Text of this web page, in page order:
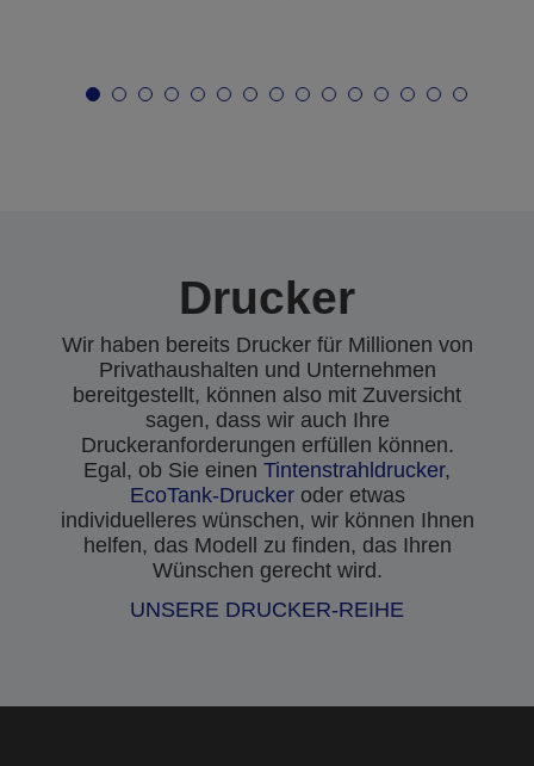
Drucker
Wir haben bereits Drucker für Millionen von
Privathaushalten und Unternehmen
bereitgestellt, können also mit Zuversicht
sagen, dass wir auch Ihre
Druckeranforderungen erfüllen können.
Egal, ob Sie einen Tintenstrahldrucker,
EcoTank-Druckeroder etwas
individuelleres wünschen, wir können Ihnen
helfen, das Modell zu finden, das Ihren
Wünschen gerecht wird.
UNSERE DRUCKER-REIHE